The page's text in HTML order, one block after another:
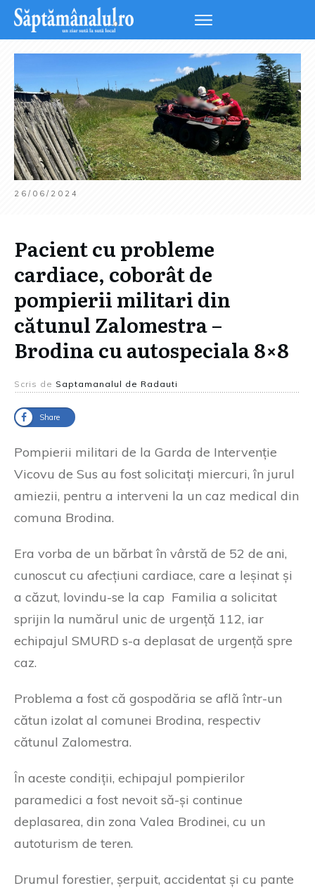
26/06/2024
Pacient cu probleme
cardiace, coborât de
pompierii militari din
cătunul Zalomestra –
Brodina cu autospeciala 8×8
Scris de Saptamanalul de Radauti
Share
Pompierii militari de la Garda de Intervenție
Vicovu de Sus au fost solicitați miercuri, în jurul
amiezii, pentru a interveni la un caz medical din
comuna Brodina.
Era vorba de un bărbat în vârstă de 52 de ani,
cunoscut cu afecțiuni cardiace, care a leșinat și
a căzut, lovindu-se la cap Familia a solicitat
sprijin la numărul unic de urgență 112, iar
echipajul SMURD s-a deplasat de urgență spre
caz.
Problema a fost că gospodăria se află într-un
cătun izolat al comunei Brodina, respectiv
cătunul Zalomestra.
În aceste condiții, echipajul pompierilor
paramedici a fost nevoit să-și continue
deplasarea, din zona Valea Brodinei, cu un
autoturism de teren.
Drumul forestier, șerpuit, accidentat și cu pante